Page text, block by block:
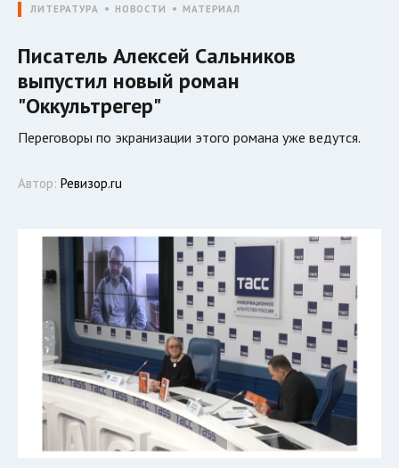
ЛИТЕРАТУРА НОВОСТИ МАТЕРИАЛ
Писатель Алексей Сальников
выпустил новый роман
"Оккультрегер"
Переговоры по экранизации этого романа уже ведутся.
Автор: Ревизор.ru